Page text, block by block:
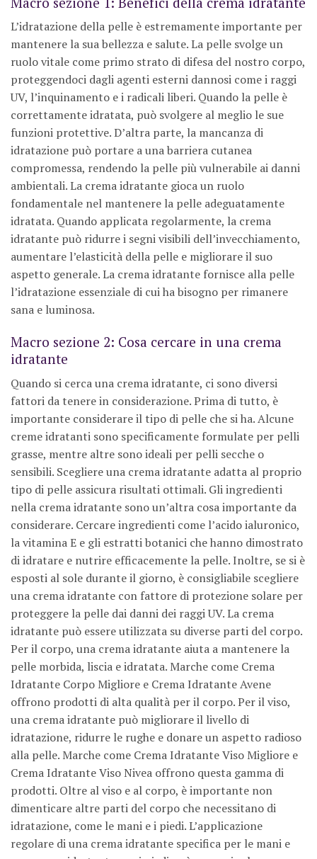
L’idratazione della pelle è estremamente importante per
mantenere la sua bellezza e salute. La pelle svolge un
ruolo vitale come primo strato di difesa del nostro corpo,
proteggendoci dagli agenti esterni dannosi come i raggi
UV, l’inquinamento e i radicali liberi. Quando la pelle è
correttamente idratata, può svolgere al meglio le sue
funzioni protettive. D’altra parte, la mancanza di
idratazione può portare a una barriera cutanea
compromessa, rendendo la pelle più vulnerabile ai danni
ambientali. La crema idratante gioca un ruolo
fondamentale nel mantenere la pelle adeguatamente
idratata. Quando applicata regolarmente, la crema
idratante può ridurre i segni visibili dell’invecchiamento,
aumentare l’elasticità della pelle e migliorare il suo
aspetto generale. La crema idratante fornisce alla pelle
l’idratazione essenziale di cui ha bisogno per rimanere
sana e luminosa.
Macro sezione 2: Cosa cercare in una crema
idratante
Quando si cerca una crema idratante, ci sono diversi
fattori da tenere in considerazione. Prima di tutto, è
importante considerare il tipo di pelle che si ha. Alcune
creme idratanti sono specificamente formulate per pelli
grasse, mentre altre sono ideali per pelli secche o
sensibili. Scegliere una crema idratante adatta al proprio
tipo di pelle assicura risultati ottimali. Gli ingredienti
nella crema idratante sono un’altra cosa importante da
considerare. Cercare ingredienti come l’acido ialuronico,
la vitamina E e gli estratti botanici che hanno dimostrato
di idratare e nutrire efficacemente la pelle. Inoltre, se si è
esposti al sole durante il giorno, è consigliabile scegliere
una crema idratante con fattore di protezione solare per
proteggere la pelle dai danni dei raggi UV. La crema
idratante può essere utilizzata su diverse parti del corpo.
Per il corpo, una crema idratante aiuta a mantenere la
pelle morbida, liscia e idratata. Marche come Crema
Idratante Corpo Migliore e Crema Idratante Avene
offrono prodotti di alta qualità per il corpo. Per il viso,
una crema idratante può migliorare il livello di
idratazione, ridurre le rughe e donare un aspetto radioso
alla pelle. Marche come Crema Idratante Viso Migliore e
Crema Idratante Viso Nivea offrono questa gamma di
prodotti. Oltre al viso e al corpo, è importante non
dimenticare altre parti del corpo che necessitano di
idratazione, come le mani e i piedi. L’applicazione
regolare di una crema idratante specifica per le mani e